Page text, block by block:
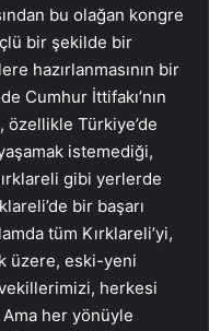
bu olağan kongre
bir şekilde bir
hazırlanmasının bir
Cumhur İttifakı’nın
özellikle Türkiye’de
istemediği,
gibi yerlerde
bir başarı
tüm Kırklareli’yi,
üzere, eski-yeni
herkesi
her yönüyle